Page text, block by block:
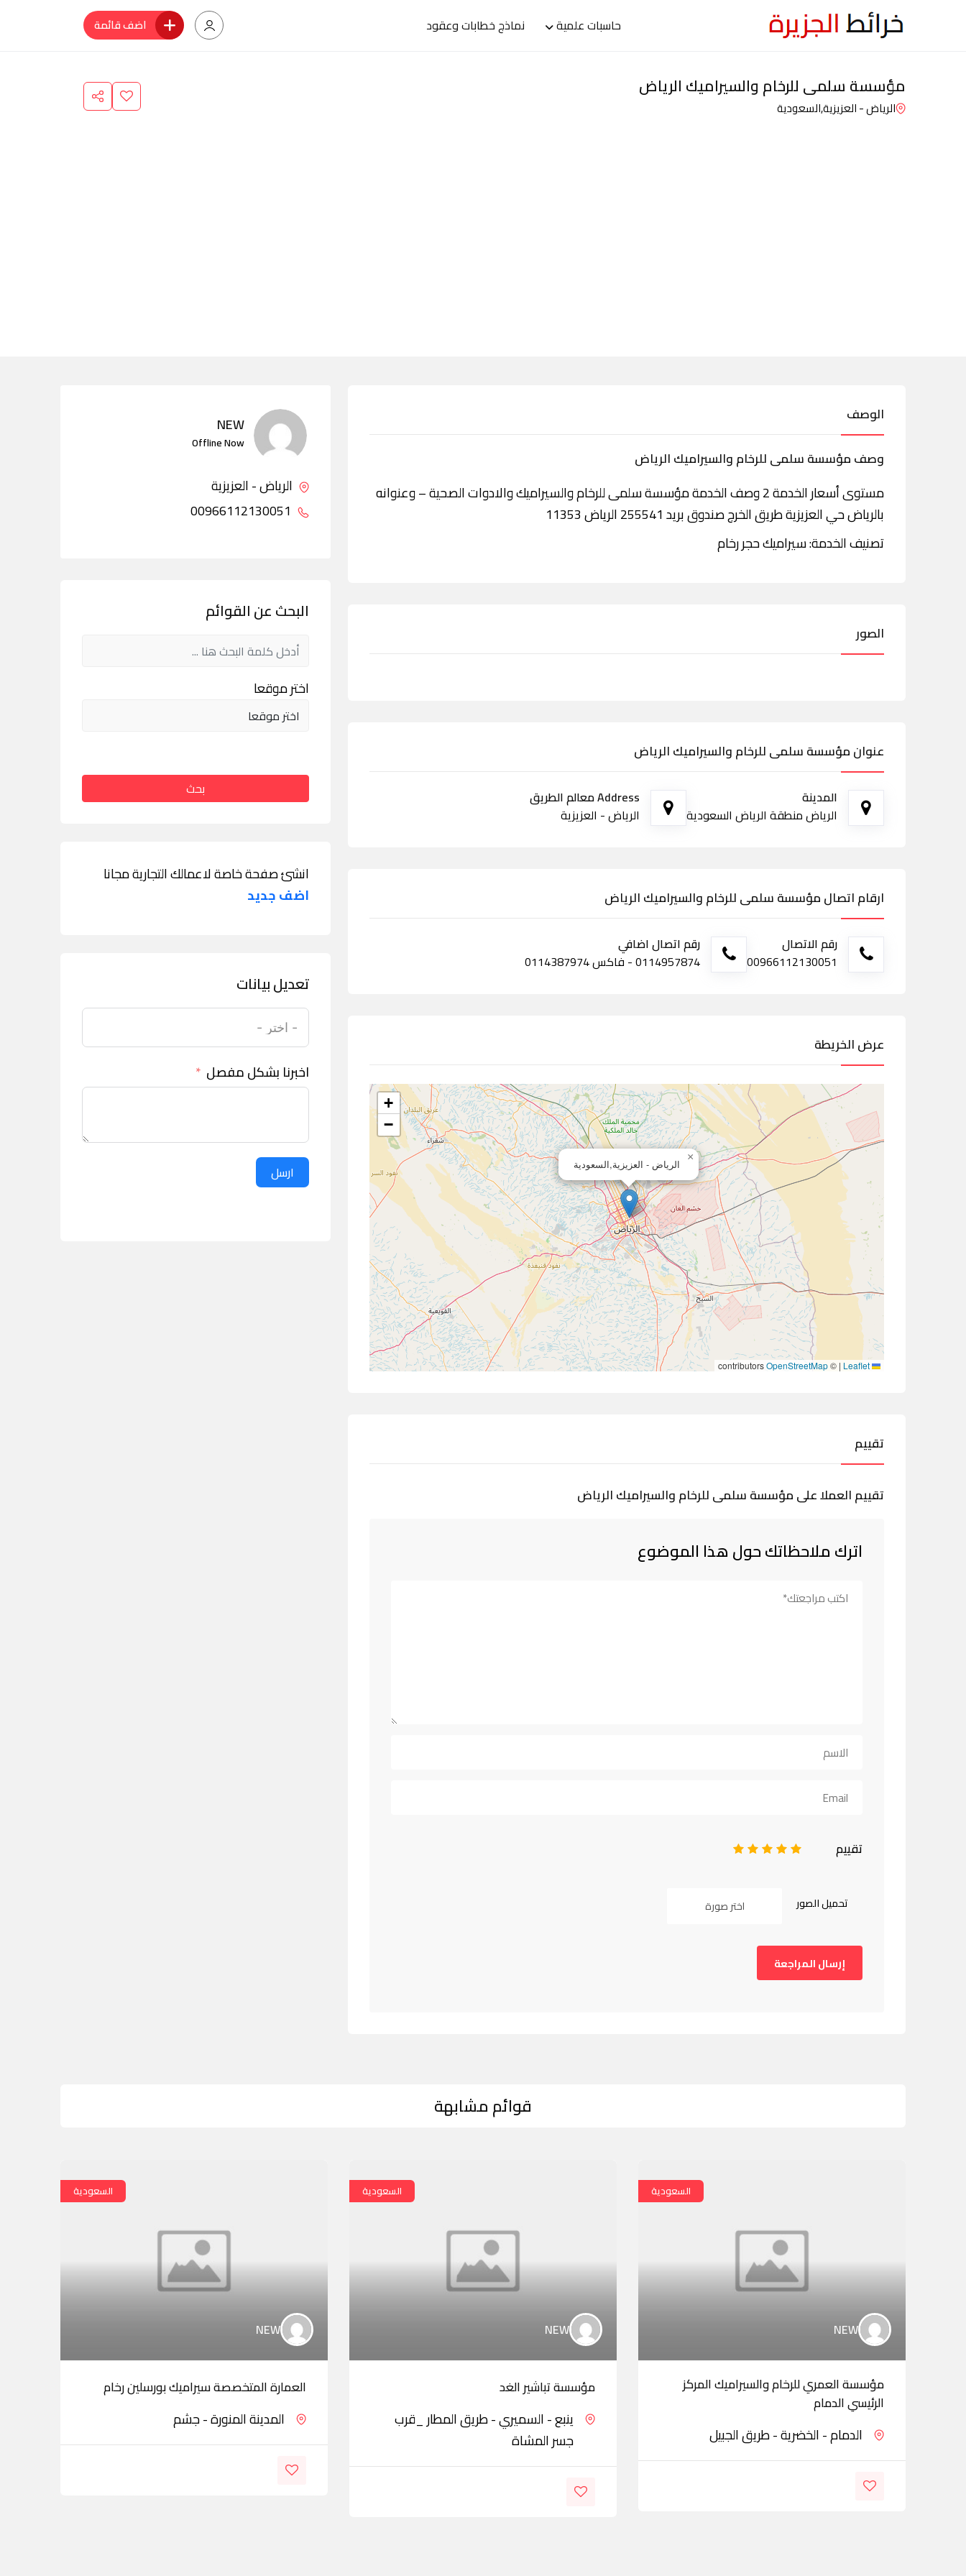
حاسبات علمية نماذج خطابات وعقود اضف قائمة
مؤسسة سلمى للرخام والسيراميك الرياض
الرياض - العزيزية,السعودية
الوصف
وصف مؤسسة سلمى للرخام والسيراميك الرياض
مستوى أسعار الخدمة 2 وصف الخدمة مؤسسة سلمى للرخام والسيراميك والادوات الصحية – وعنوانه
بالرياض حي العزيزية طريق الخرج صندوق بريد 255541 الرياض 11353
تصنيف الخدمة: سيراميك حجر رخام
الصور
عنوان مؤسسة سلمى للرخام والسيراميك الرياض
المدينة
الرياض منطقة الرياض السعودية
Address معالم الطريق
الرياض - العزيزية
ارقام اتصال مؤسسة سلمى للرخام والسيراميك الرياض
رقم الاتصال
00966112130051
رقم اتصال اضافي
0114957874 - فاكس 0114387974
عرض الخريطة
الرياض - العزيزية,السعودية
×
+
−
|
©
OpenStreetMap
تقييم
تقييم العملا على مؤسسة سلمى للرخام والسيراميك الرياض
اترك ملاحظاتك حول هذا الموضوع
تقييم 5
4
3
2
تحميل الصور اختر صورة
NEW
Offline Now
الرياض - العزيزية
البحث عن القوائم
اختر موقعا
بحث
انشئ صفحة خاصة لاعمالك التجارية مجانا
اضف جديد
تعديل بيانات
اخبرنا بشكل مفصل
ارسل
قوائم مشابهة
السعودية
NEW
مؤسسة العمري للرخام والسيراميك المركز
الرئيسي الدمام
الدمام - الخضرية - طريق الجبيل
السعودية
NEW
مؤسسة تباشير الغد
ينبع - السميري - طريق المطار _قرب
جسر المشاة
السعودية
NEW
العمارة المتخصصة سيراميك بورسلين رخام
المدينة المنورة - جشم